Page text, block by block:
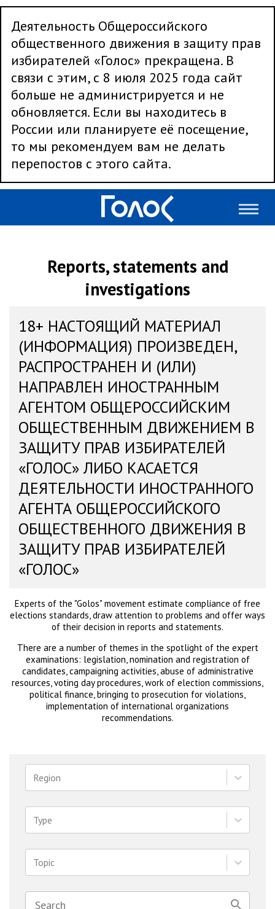
Деятельность Общероссийского
общественного движения в защиту прав
избирателей «Голос» прекращена. В
связи с этим, с 8 июля 2025 года сайт
больше не администрируется и не
обновляется. Если вы находитесь в
России или планируете её посещение,
то мы рекомендуем вам не делать
перепостов с этого сайта.
Reports, statements and
investigations
18+ НАСТОЯЩИЙ МАТЕРИАЛ
(ИНФОРМАЦИЯ) ПРОИЗВЕДЕН,
РАСПРОСТРАНЕН И (ИЛИ)
НАПРАВЛЕН ИНОСТРАННЫМ
АГЕНТОМ ОБЩЕРОССИЙСКИМ
ОБЩЕСТВЕННЫМ ДВИЖЕНИЕМ В
ЗАЩИТУ ПРАВ ИЗБИРАТЕЛЕЙ
«ГОЛОС» ЛИБО КАСАЕТСЯ
ДЕЯТЕЛЬНОСТИ ИНОСТРАННОГО
АГЕНТА ОБЩЕРОССИЙСКОГО
ОБЩЕСТВЕННОГО ДВИЖЕНИЯ В
ЗАЩИТУ ПРАВ ИЗБИРАТЕЛЕЙ
«ГОЛОС»
Experts of the "Golos" movement estimate compliance of free
elections standards, draw attention to problems and offer ways
of their decision in reports and statements.
There are a number of themes in the spotlight of the expert
examinations: legislation, nomination and registration of
candidates, campaigning activities, abuse of administrative
resources, voting day procedures, work of election commissions,
political finance, bringing to prosecution for violations,
implementation of international organizations
recommendations.
Region
Type
Topic